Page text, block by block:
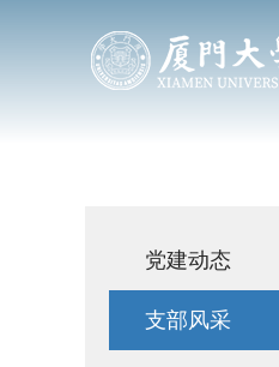
党建动态
支部风采